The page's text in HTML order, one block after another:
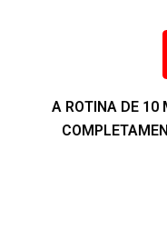
A ROTINA DE 10